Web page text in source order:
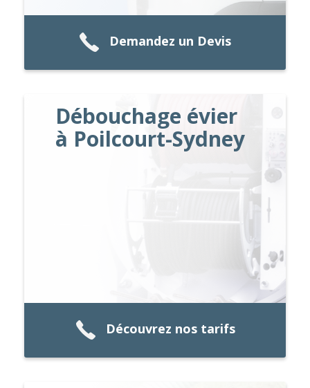
Demandez un Devis
Débouchage évier
à Poilcourt-Sydney
Découvrez nos tarifs